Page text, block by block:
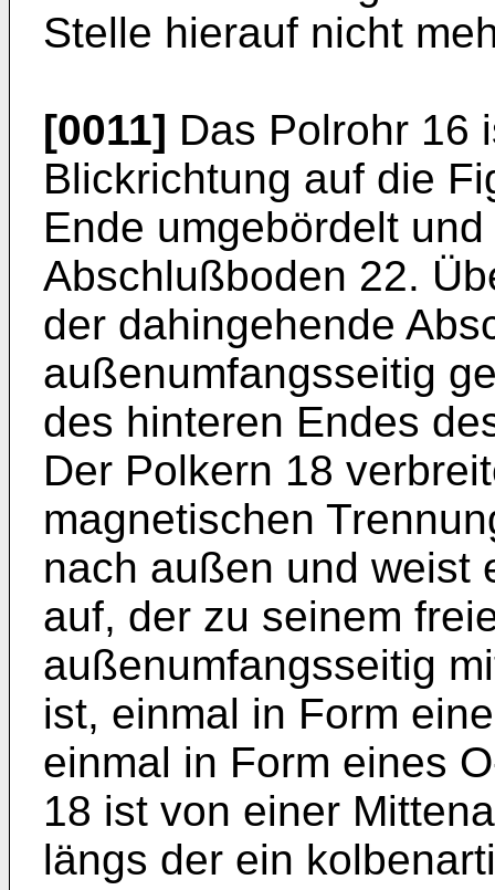
Stelle hierauf nicht
[0011] Das Polrohr 16
Blickrichtung auf die
Ende umgebördelt
Abschlußboden 22.
der dahingehende
außenumfangsseitig
des hinteren Endes
Der Polkern 18
magnetischen
nach außen und weist
auf, der zu seinem
außenumfangsseitig
ist, einmal in Form
einmal in Form eines
18 ist von einer
längs der ein